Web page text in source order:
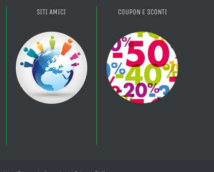
SITI AMICI COUPON E SCONTI